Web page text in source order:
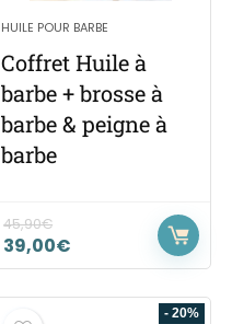
HUILE POUR BARBE
Coffret Huile à
barbe + brosse à
barbe & peigne à
barbe
45,90€
39,00€
- 20%